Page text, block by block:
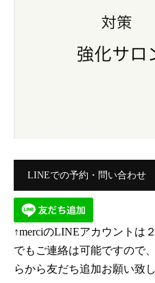
LINEでの予約・問い合わせ
↑merciのLINEアカウントは
でもご連絡は可能ですので
らから友だち追加お願い致し